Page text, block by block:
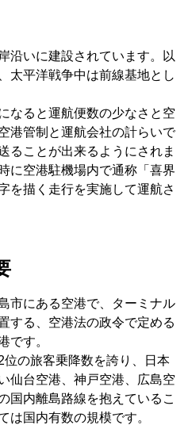
沿いに建設されています。以
太平洋戦争中は前線基地とし
なると運航便数の少なさと空
港管制と運航会社の計らいで
ることが出来るようにされま
に空港駐機場内で通称「喜界
を描く走行を実施して運航さ
市にある空港で、ターミナル
する、空港法の政令で定める
です。
の旅客乗降数を誇り、日本
仙台空港、神戸空港、広島空
国内離島路線を抱えているこ
は国内有数の規模です。